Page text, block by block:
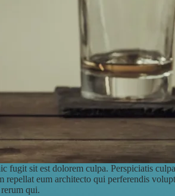
fugit sit est dolorem culpa. Perspiciatis
eum architecto qui perferendis
qui.